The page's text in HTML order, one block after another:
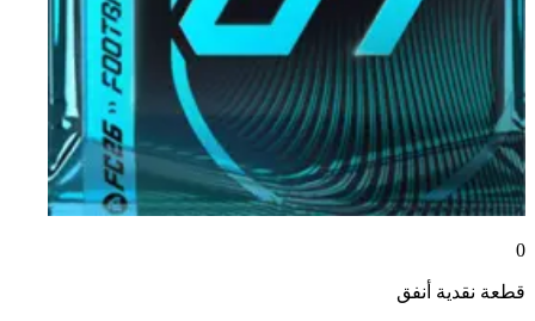
0
قطعة نقدية أنفق